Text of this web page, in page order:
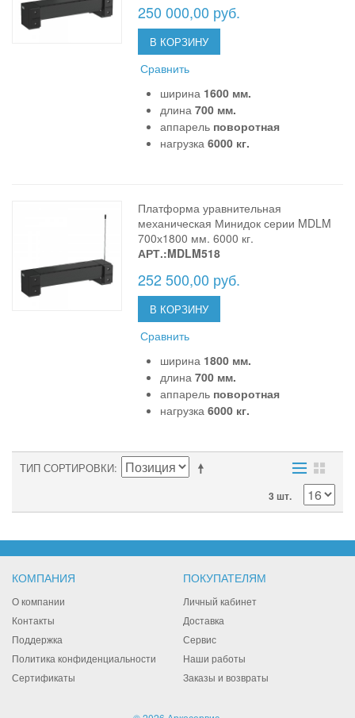
250 000,00 руб.
В КОРЗИНУ
Сравнить
ширина 1600 мм.
длина700 мм.
аппарель поворотная
нагрузка6000 кг.
Платформа уравнительная
механическая Минидок серии MDLM
700х1800 мм. 6000 кг.
АРТ.:MDLM518
252 500,00 руб.
В КОРЗИНУ
Сравнить
ширина 1800 мм.
длина700 мм.
аппарель поворотная
нагрузка6000 кг.
ТИП СОРТИРОВКИ
3 шт.
КОМПАНИЯ
О компании
Контакты
Поддержка
Политика конфиденциальности
Сертификаты
ПОКУПАТЕЛЯМ
Личный кабинет
Доставка
Сервис
Наши работы
Заказы и возвраты